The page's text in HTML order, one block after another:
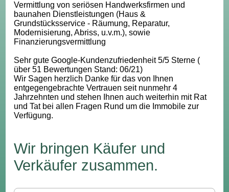
Vermittlung von seriösen Handwerksfirmen und
baunahen Dienstleistungen (Haus &
Grundstücksservice - Räumung, Reparatur,
Modernisierung, Abriss, u.v.m.), sowie
Finanzierungsvermittlung
Sehr gute Google-Kundenzufriedenheit 5/5 Sterne (
über 51 Bewertungen Stand: 06/21)
Wir Sagen herzlich Danke für das von Ihnen
entgegengebrachte Vertrauen seit nunmehr 4
Jahrzehnten und stehen Ihnen auch weiterhin mit Rat
und Tat bei allen Fragen Rund um die Immobile zur
Verfügung.
Wir bringen Käufer und
Verkäufer zusammen.